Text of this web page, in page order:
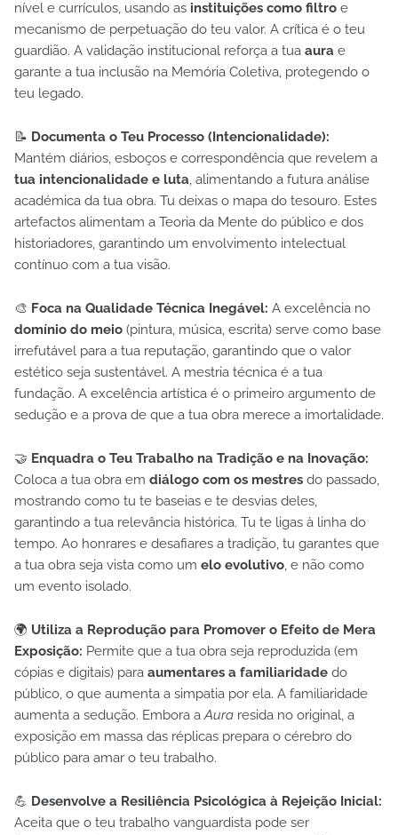
nível e currículos, usando as instituições como filtro e
mecanismo de perpetuação do teu valor. A crítica é o teu
guardião. A validação institucional reforça a tua aura e
garante a tua inclusão na Memória Coletiva, protegendo o
teu legado.
📝 Documenta o Teu Processo (Intencionalidade):
Mantém diários, esboços e correspondência que revelem a
tua intencionalidade e luta, alimentando a futura análise
académica da tua obra. Tu deixas o mapa do tesouro. Estes
artefactos alimentam a Teoria da Mente do público e dos
historiadores, garantindo um envolvimento intelectual
contínuo com a tua visão.
🎨 Foca na Qualidade Técnica Inegável: A excelência no
domínio do meio (pintura, música, escrita) serve como base
irrefutável para a tua reputação, garantindo que o valor
estético seja sustentável. A mestria técnica é a tua
fundação. A excelência artística é o primeiro argumento de
sedução e a prova de que a tua obra merece a imortalidade.
🤝 Enquadra o Teu Trabalho na Tradição e na Inovação:
Coloca a tua obra em diálogo com os mestres do passado,
mostrando como tu te baseias e te desvias deles,
garantindo a tua relevância histórica. Tu te ligas à linha do
tempo. Ao honrares e desafiares a tradição, tu garantes que
a tua obra seja vista como um elo evolutivo, e não como
um evento isolado.
🌍 Utiliza a Reprodução para Promover o Efeito de Mera
Exposição: Permite que a tua obra seja reproduzida (em
cópias e digitais) para aumentares a familiaridade do
público, o que aumenta a simpatia por ela. A familiaridade
aumenta a sedução. Embora aAura resida no original, a
exposição em massa das réplicas prepara o cérebro do
público para amar o teu trabalho.
💪 Desenvolve a Resiliência Psicológica à Rejeição Inicial:
Aceita que o teu trabalho vanguardista pode ser